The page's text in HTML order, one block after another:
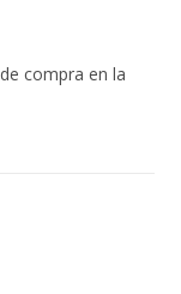
de compra en la